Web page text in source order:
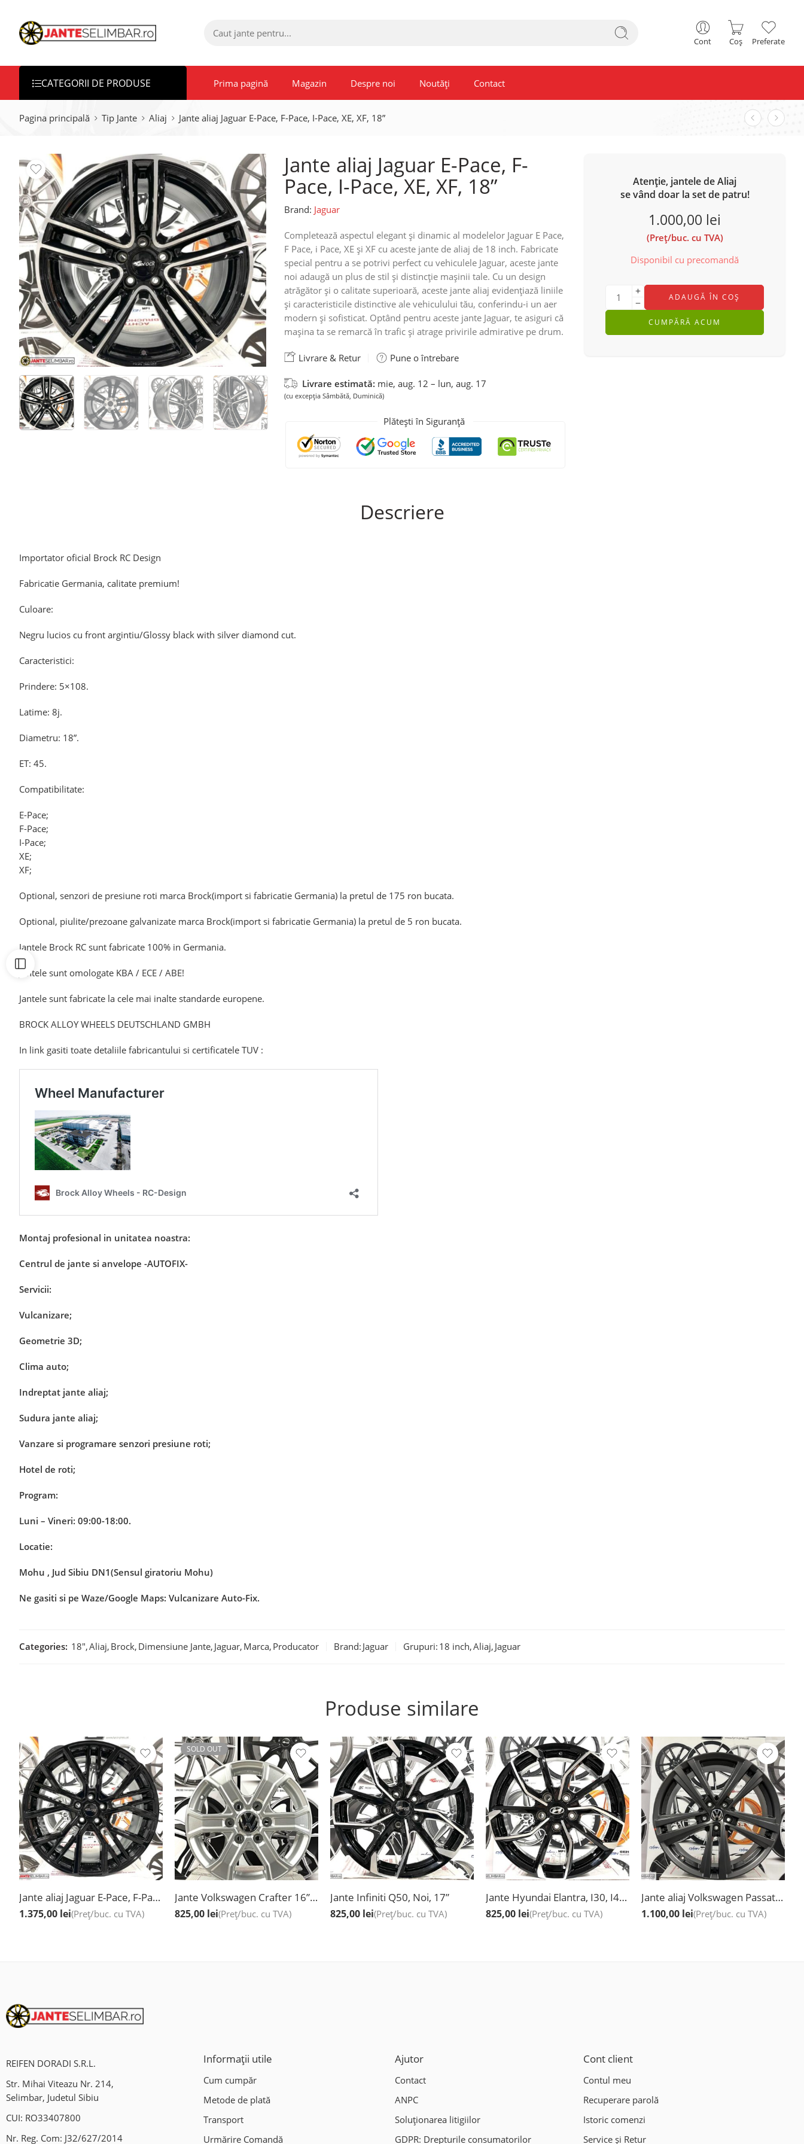
Cont Coș Preferate
CATEGORII DE PRODUSE Prima pagină Magazin Despre noi Noutăți Contact
Pagina principală Tip Jante Aliaj Jante aliaj Jaguar E-Pace, F-Pace, I-Pace, XE, XF, 18”
Jante aliaj Jaguar E-Pace, F-
Pace, I-Pace, XE, XF, 18”
Brand: Jaguar
Completează aspectul elegant și dinamic al modelelor Jaguar E Pace,
F Pace, i Pace, XE și XF cu aceste jante de aliaj de 18 inch. Fabricate
special pentru a se potrivi perfect cu vehiculele Jaguar, aceste jante
noi adaugă un plus de stil și distincție mașinii tale. Cu un design
atrăgător și o calitate superioară, aceste jante aliaj evidențiază liniile
și caracteristicile distinctive ale vehiculului tău, conferindu-i un aer
modern și sofisticat. Optând pentru aceste jante Jaguar, te asiguri că
mașina ta se remarcă în trafic și atrage privirile admirative pe drum.
Livrare & Retur Pune o întrebare
Livrare estimată: mie, aug. 12 – lun, aug. 17
(cu excepția Sâmbătă, Duminică)
Plătești în Siguranță
Atenție, jantele de Aliaj
se vând doar la set de patru!
1.000,00 lei
(Preț/buc. cu TVA)
Disponibil cu precomandă
ADAUGĂ ÎN COȘ
CUMPĂRĂ ACUM
Descriere
Importator oficial Brock RC Design
Fabricatie Germania, calitate premium!
Culoare:
Negru lucios cu front argintiu/Glossy black with silver diamond cut.
Caracteristici:
Prindere: 5×108.
Latime: 8j.
Diametru: 18”.
ET: 45.
Compatibilitate:
E-Pace;
F-Pace;
I-Pace;
XE;
XF;
Optional, senzori de presiune roti marca Brock(import si fabricatie Germania) la pretul de 175 ron bucata.
Optional, piulite/prezoane galvanizate marca Brock(import si fabricatie Germania) la pretul de 5 ron bucata.
Jantele Brock RC sunt fabricate 100% in Germania.
Jantele sunt omologate KBA / ECE / ABE!
Jantele sunt fabricate la cele mai inalte standarde europene.
BROCK ALLOY WHEELS DEUTSCHLAND GMBH
In link gasiti toate detaliile fabricantului si certificatele TUV :
Montaj profesional in unitatea noastra:
Centrul de jante si anvelope -AUTOFIX-
Servicii:
Vulcanizare;
Geometrie 3D;
Clima auto;
Indreptat jante aliaj;
Sudura jante aliaj;
Vanzare si programare senzori presiune roti;
Hotel de roti;
Program:
Luni – Vineri: 09:00-18:00.
Locatie:
Mohu , Jud Sibiu DN1(Sensul giratoriu Mohu)
Ne gasiti si pe Waze/Google Maps: Vulcanizare Auto-Fix.
Categories: 18",Aliaj, Brock, Dimensiune Jante, Jaguar, Marca, Producator Brand: Jaguar Grupuri: 18 inch,Aliaj, Jaguar
Produse similare
Jante aliaj Jaguar E-Pace, F-Pace, I-Pace, XE, XF, 19”
1.375,00 lei(Preț/buc. cu TVA)
SOLD OUT
Jante Volkswagen Crafter 16”, Noi, Speciale De Greutate
825,00 lei(Preț/buc. cu TVA)
Jante Infiniti Q50, Noi, 17”
825,00 lei(Preț/buc. cu TVA)
Jante Hyundai Elantra, I30, I40, Ix35, Ioniq Hybrid, Kona, Kona Hybrid, Tucson New, Noi, 17”
825,00 lei(Preț/buc. cu TVA)
Jante aliaj Volkswagen Passat new, Golf 6 și 7, T-Roc new, Jetta new, 19”
1.100,00 lei(Preț/buc. cu TVA)
REIFEN DORADI S.R.L.
Str. Mihai Viteazu Nr. 214,
Selimbar, Judetul Sibiu
CUI: RO33407800
Nr. Reg. Com: J32/627/2014
Informații utile
Cum cumpăr
Metode de plată
Transport
Urmărire Comandă
Ajutor
Contact
ANPC
Soluționarea litigiilor
GDPR: Drepturile consumatorilor
Cont client
Contul meu
Recuperare parolă
Istoric comenzi
Service și Retur